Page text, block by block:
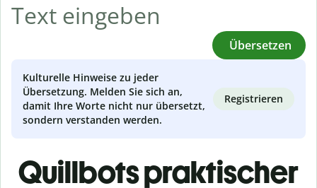
Übersetzen
Kulturelle Hinweise zu jeder
Übersetzung. Melden Sie sich an,
damit Ihre Worte nicht nur übersetzt,
sondern verstanden werden.
Registrieren
Quillbots praktischer